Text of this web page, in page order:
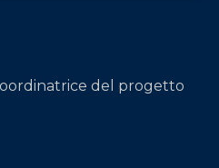
del progetto